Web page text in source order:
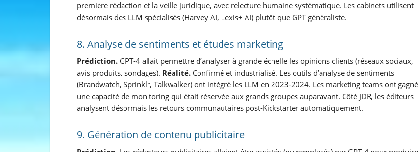
première rédaction et la veille juridique, avec relecture humaine systématique. Les cabinets utilisent
désormais des LLM spécialisés (Harvey AI, Lexis+ AI) plutôt que GPT généraliste.
8. Analyse de sentiments et études marketing
Prédiction. GPT-4 allait permettre d’analyser à grande échelle les opinions clients (réseaux sociaux,
avis produits, sondages). Réalité. Confirmé et industrialisé. Les outils d’analyse de sentiments
(Brandwatch, Sprinklr, Talkwalker) ont intégré les LLM en 2023-2024. Les marketing teams ont gagné
une capacité de monitoring qui était réservée aux grands groupes auparavant. Côté JDR, les éditeurs
analysent désormais les retours communautaires post-Kickstarter automatiquement.
9. Génération de contenu publicitaire